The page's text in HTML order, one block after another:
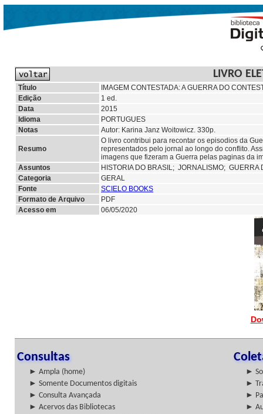
LIVRO
Título
IMAGEM CONTESTADA: A GUERRA DO
Edição
1 ed.
Data
2015
Idioma
PORTUGUES
Notas
Autor: Karina Janz Woitowicz. 330p.
Resumo
O livro contribui para recontar os episodios da
representados pelo jornal ao longo do conflito.
imagens que fizeram a Guerra pelas paginas da
Assuntos
HISTORIA DO BRASIL; JORNALISMO; GUERRA
Categoria
GERAL
Fonte
SCIELO BOOKS
Formato de Arquivo
PDF
Acesso em
06/05/2020
Consultas
► Ampla (home)
►
► Somente Documentos digitais
►
► Consulta Avançada
►
► Acervos das Bibliotecas
►